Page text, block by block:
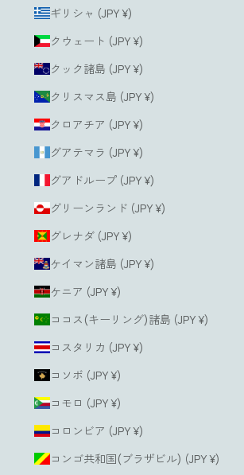
ギリシャ (JPY ¥)
クウェート (JPY ¥)
クック諸島 (JPY ¥)
クリスマス島 (JPY ¥)
クロアチア (JPY ¥)
グアテマラ (JPY ¥)
グアドループ (JPY ¥)
グリーンランド (JPY ¥)
グレナダ (JPY ¥)
ケイマン諸島 (JPY ¥)
ケニア (JPY ¥)
ココス(キーリング)諸島 (JPY ¥)
コスタリカ (JPY ¥)
コソボ (JPY ¥)
コモロ (JPY ¥)
コロンビア (JPY ¥)
コンゴ共和国(ブラザビル) (JPY ¥)